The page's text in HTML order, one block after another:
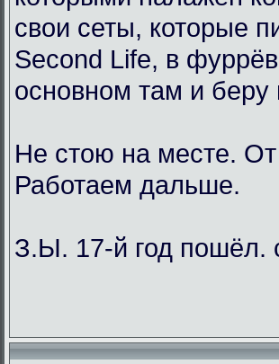
свои сеты, которые
Second Life, в
основном там и
Не стою на месте.
Работаем дальше.
З.Ы. 17-й год